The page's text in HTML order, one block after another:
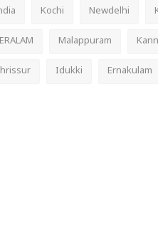
Kochi Newdelhi
Malappuram
Idukki Ernakulam